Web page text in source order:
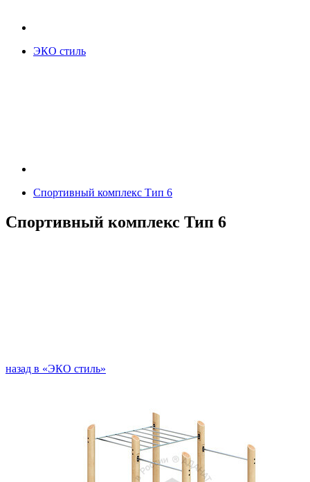
ЭКО стиль
Спортивный комплекс Тип 6
Спортивный комплекс Тип 6
назад в «ЭКО стиль»